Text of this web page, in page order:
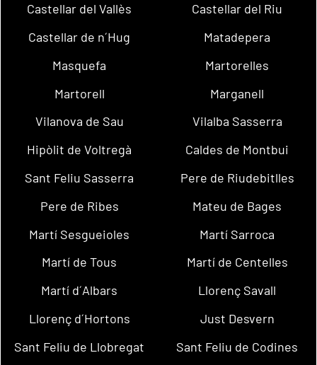
Castellar del Vallès
Castellar del Riu
Castellar de n´Hug
Matadepera
Masquefa
Martorelles
Martorell
Marganell
Vilanova de Sau
Vilalba Sasserra
Hipòlit de Voltregà
Caldes de Montbui
Sant Feliu Sasserra
Pere de Riudebitlles
Pere de Ribes
Mateu de Bages
Martí Sesgueioles
Martí Sarroca
Martí de Tous
Martí de Centelles
Martí d´Albars
Llorenç Savall
Llorenç d´Hortons
Just Desvern
Sant Feliu de Llobregat
Sant Feliu de Codines